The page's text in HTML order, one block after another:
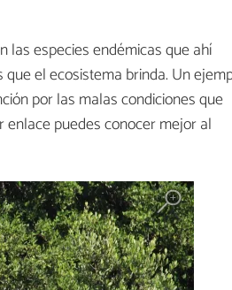
especies endémicas que ahí
el ecosistema brinda. Un
por las malas condiciones que
enlace puedes conocer mejor al